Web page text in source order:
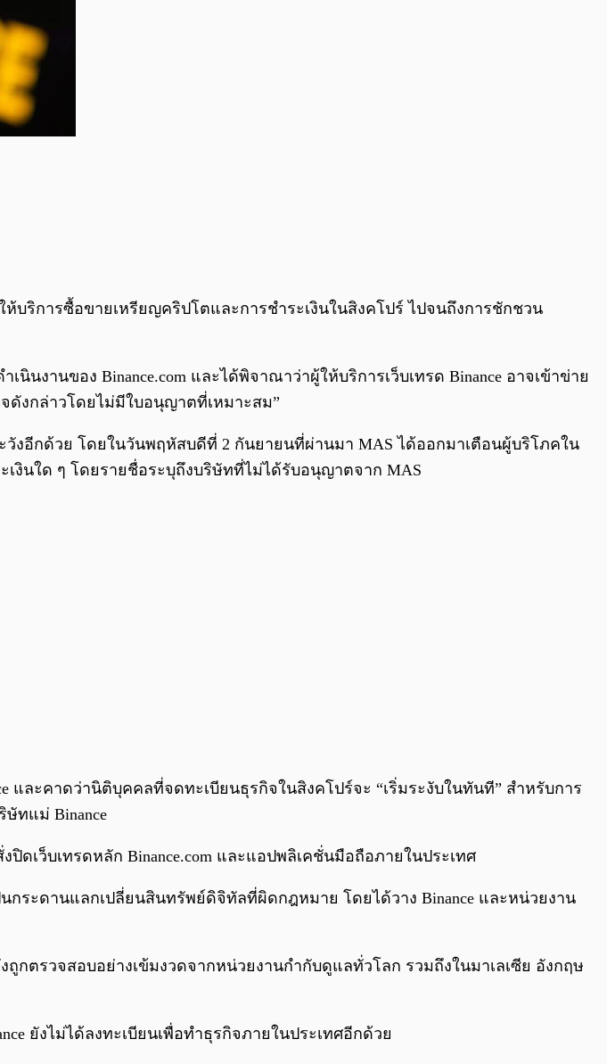
0:00/
ห้บริการซื้อขายเหรียญคริปโตและการชำระเงินในสิงคโปร์ ไปจนถึงการชักชวน
นงานของ Binance.com และได้พิจาณาว่าผู้ให้บริการเว็บเทรด Binance อาจเข้าข่าย
ดังกล่าวโดยไม่มีใบอนุญาตที่เหมาะสม”
วังอีกด้วย โดยในวันพฤหัสบดีที่ 2 กันยายนที่ผ่านมา MAS ได้ออกมาเตือนผู้บริโภคใน
เงินใด ๆ โดยรายชื่อระบุถึงบริษัทที่ไม่ได้รับอนุญาตจาก MAS
และคาดว่านิติบุคคลที่จดทะเบียนธุรกิจในสิงคโปร์จะ “เริ่มระงับในทันที” สำหรับการ
ทแม่ Binance
ดเว็บเทรดหลัก Binance.com และแอปพลิเคชั่นมือถือภายในประเทศ
กระดานแลกเปลี่ยนสินทรัพย์ดิจิทัลที่ผิดกฎหมาย โดยได้วาง Binance และหน่วยงาน
ตรวจสอบอย่างเข้มงวดจากหน่วยงานกำกับดูแลทั่วโลก รวมถึงในมาเลเซีย อังกฤษ
ยังไม่ได้ลงทะเบียนเพื่อทำธุรกิจภายในประเทศอีกด้วย